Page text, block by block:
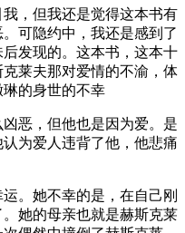
，但我还是觉得这本书有
可隐约中，我还是感到了
发现的。这本书，这本十
莱夫那对爱情的不渝，体
的身世的不幸
恶，但他也是因为爱。是
为爱人违背了他，他悲痛
。她不幸的是，在自己刚
她的母亲也就是赫斯克莱